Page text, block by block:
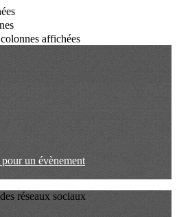
affichées
un évènement
réseaux sociaux